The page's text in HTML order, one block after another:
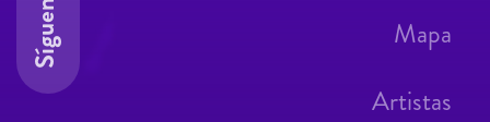
Mapa
Artistas
Síguenos